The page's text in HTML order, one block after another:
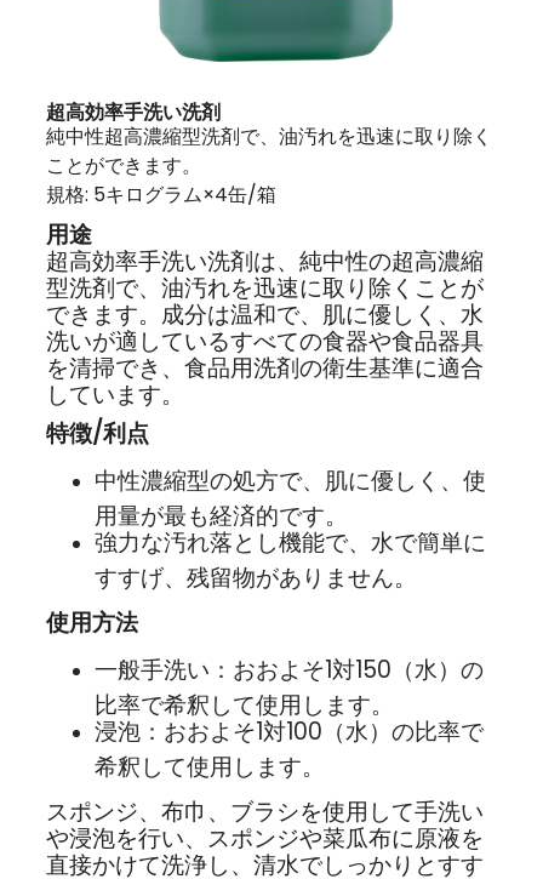
超高効率手洗い洗剤
純中性超高濃縮型洗剤で、油汚れを迅速に取り除く
ことができます。
規格: 5キログラム×4缶/箱
用途
超高効率手洗い洗剤は、純中性の超高濃縮
型洗剤で、油汚れを迅速に取り除くことが
できます。成分は温和で、肌に優しく、水
洗いが適しているすべての食器や食品器具
を清掃でき、食品用洗剤の衛生基準に適合
しています。
特徴/利点
中性濃縮型の処方で、肌に優しく、使
用量が最も経済的です。
強力な汚れ落とし機能で、水で簡単に
すすげ、残留物がありません。
使用方法
一般手洗い：おおよそ1対150（水）の
比率で希釈して使用します。
浸泡：おおよそ1対100（水）の比率で
希釈して使用します。
スポンジ、布巾、ブラシを使用して手洗い
や浸泡を行い、スポンジや菜瓜布に原液を
直接かけて洗浄し、清水でしっかりとすす